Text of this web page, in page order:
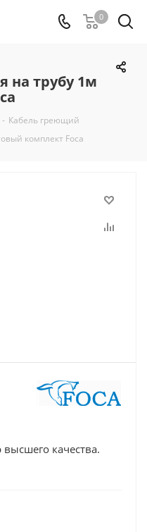
0
на трубу 1м
- Кабель греющий
комплект Foca
качества.